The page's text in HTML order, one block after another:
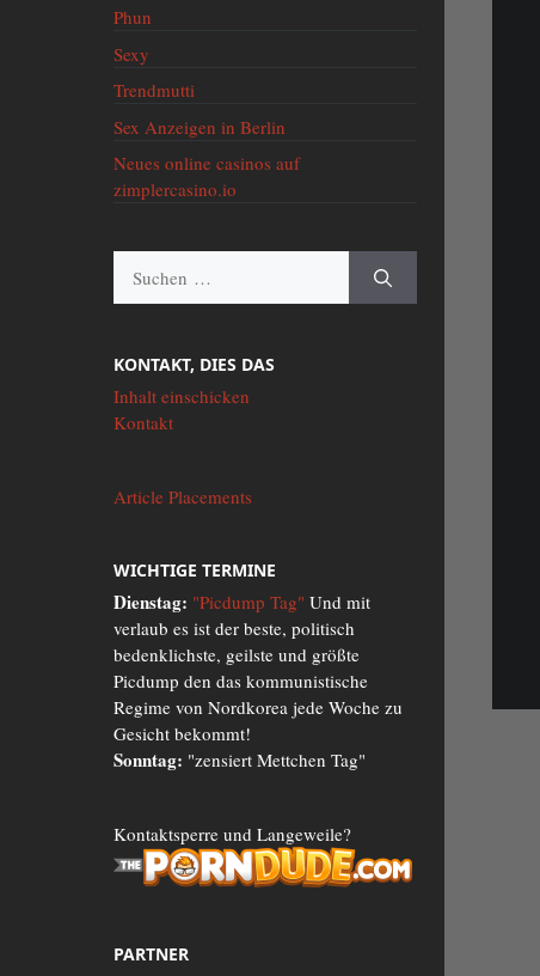
Phun
Sexy
Trendmutti
Sex Anzeigen in Berlin
Neues online casinos auf
zimplercasino.io
nach:
KONTAKT, DIES DAS
Inhalt einschicken
Kontakt
Article Placements
WICHTIGE TERMINE
Dienstag: "Picdump Tag" Und mit
verlaub es ist der beste, politisch
bedenklichste, geilste und größte
Picdump den das kommunistische
Regime von Nordkorea jede Woche zu
Gesicht bekommt!
Sonntag: "zensiert Mettchen Tag"
Kontaktsperre und Langeweile?
PARTNER